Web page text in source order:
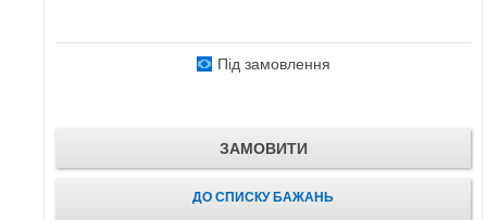
Під замовлення
ЗАМОВИТИ
ДО СПИСКУ БАЖАНЬ